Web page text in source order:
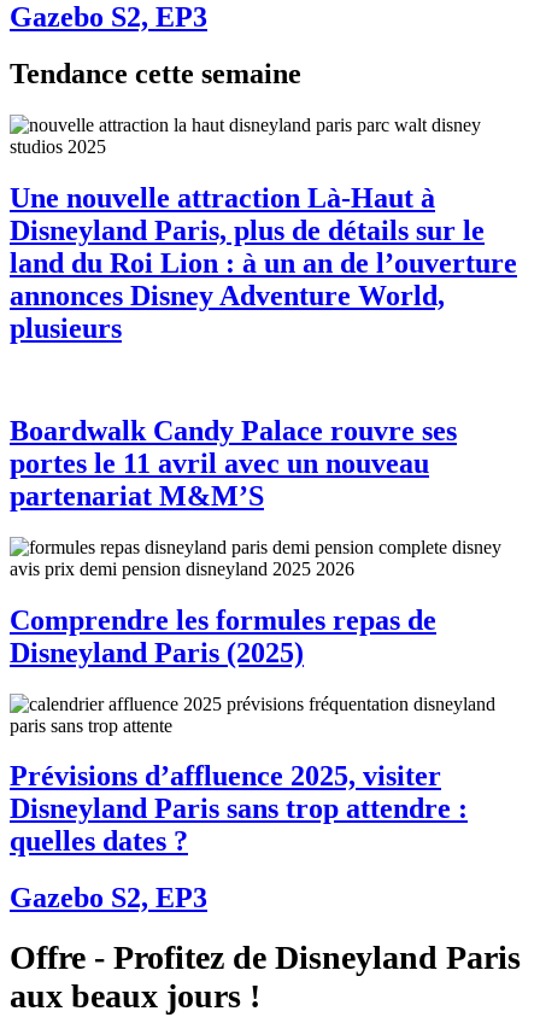
Gazebo S2, EP3
Tendance cette semaine
Une nouvelle attraction Là-Haut à
Disneyland Paris, plus de détails sur le
land du Roi Lion : à un an de l’ouverture
annonces Disney Adventure World,
plusieurs
Boardwalk Candy Palace rouvre ses
portes le 11 avril avec un nouveau
partenariat M&M’S
Comprendre les formules repas de
Disneyland Paris (2025)
Prévisions d’affluence 2025, visiter
Disneyland Paris sans trop attendre :
quelles dates ?
Gazebo S2, EP3
Offre - Profitez de Disneyland Paris
aux beaux jours !